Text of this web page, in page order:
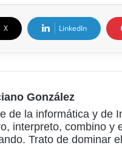
X LinkedIn
González
de la informática y de
interpreto, combino y
Trato de dominar